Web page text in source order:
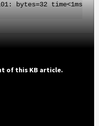
bytes=32 time<1ms
of this KB article.